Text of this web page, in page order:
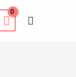
Search